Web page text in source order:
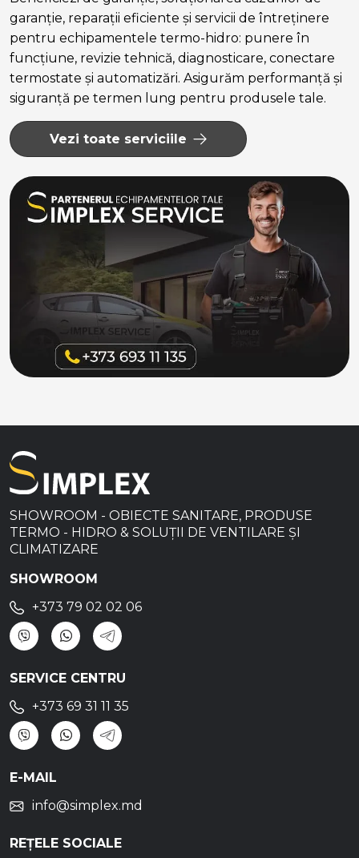
garanție, reparații eficiente și servicii de întreținere
pentru echipamentele termo-hidro: punere în
funcțiune, revizie tehnică, diagnosticare, conectare
termostate și automatizări. Asigurăm performanță și
siguranță pe termen lung pentru produsele tale.
Vezi toate serviciile
SHOWROOM - OBIECTE SANITARE, PRODUSE
TERMO - HIDRO & SOLUȚII DE VENTILARE ȘI
CLIMATIZARE
SHOWROOM
+373 79 02 02 06
SERVICE CENTRU
+373 69 31 11 35
E-MAIL
info@simplex.md
REȚELE SOCIALE